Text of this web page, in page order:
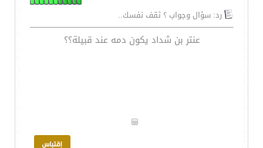
رد: سؤال وجواب ؟ ثقف نفسك..
عنتر بن شداد يكون دمه عند قبيلة؟؟